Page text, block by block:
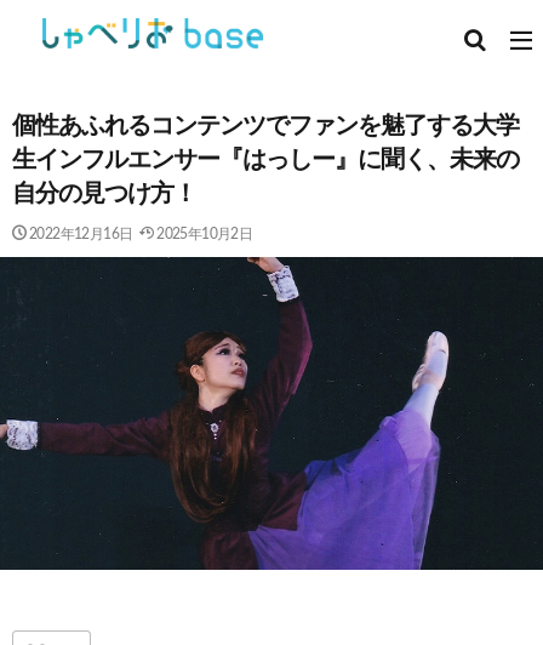
個性あふれるコンテンツでファンを魅了する大学
生インフルエンサー『はっしー』に聞く、未来の
自分の見つけ方！
2022年12月16日 2025年10月2日